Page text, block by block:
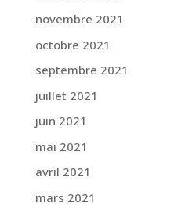
novembre 2021
octobre 2021
septembre 2021
juillet 2021
juin 2021
mai 2021
avril 2021
mars 2021